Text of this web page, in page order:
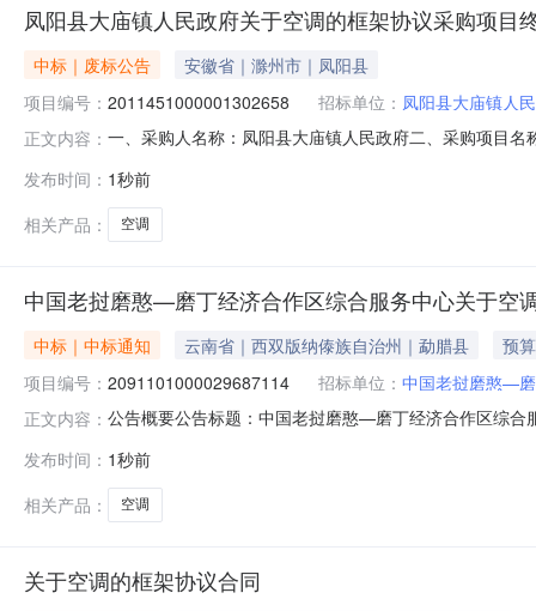
凤阳县大庙镇人民政府关于空调的框架协议采购项目
中标｜废标公告
安徽省｜滁州市｜凤阳县
项目编号： 2011451000001302658 招标单位： 凤阳县大庙镇人
正文内容： 一、采购人名称：凤阳县大庙镇人民政府二、采购项目
大庙镇人民政府地址：安徽省滁州市凤阳县大庙镇传真
发布时间： 1秒前
相关产品：
空调
中国老挝磨憨—磨丁经济合作区综合服务中心关于空
中标｜中标通知 云南省｜西双版纳傣族自治州｜勐腊县
预
项目编号： 2091101000029687114 招标单位： 中国老挝磨憨—
正文内容： 公告概要公告标题：中国老挝磨憨—磨丁经济合作区综
憨?磨丁经济合作区综合服务中心关于空调的网上超市
划
发布时间： 1秒前
相关产品：
空调
关于空调的框架协议合同